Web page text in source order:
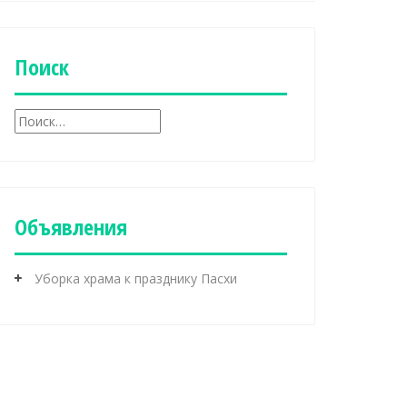
к
иПоиск
Н
а
Объявления
Уборка храма к празднику Пасхи